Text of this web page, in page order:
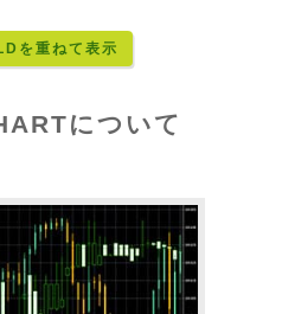
を重ねて表示
について